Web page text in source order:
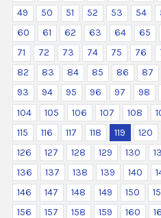
49
50 51 52 53 54
60
61 62 63 64 65
71
72 73 74 75 76
82
83 84 85 86 87
93
94 95 96 97 98
104
105 106 107 108
115
116 117 118 119 120
126
127 128 129 130
136
137 138 139 140
146
147 148 149 150
156
157 158 159 160